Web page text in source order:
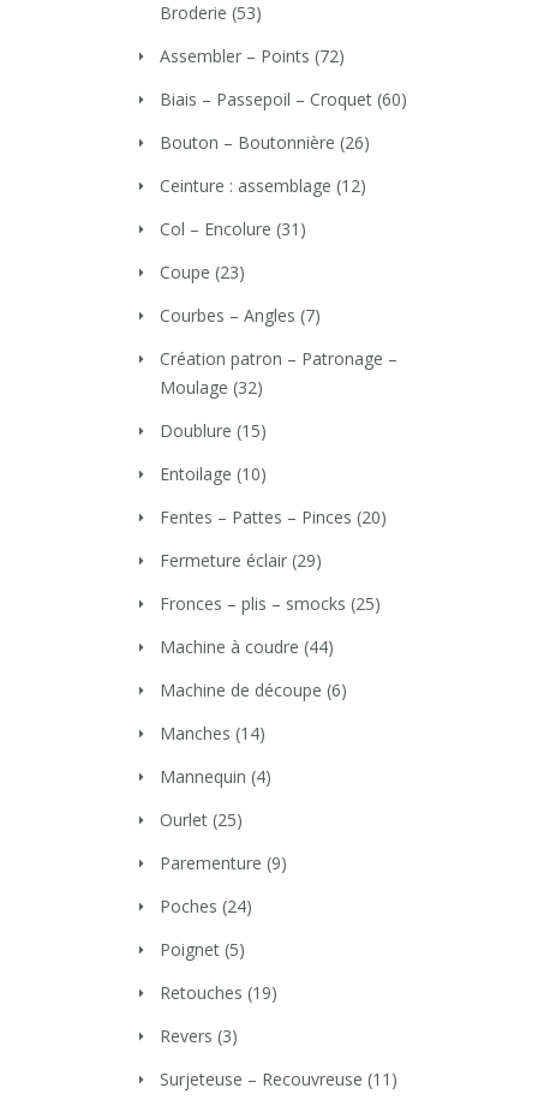
Broderie (53)
Assembler – Points (72)
Biais – Passepoil – Croquet (60)
Bouton – Boutonnière (26)
Ceinture : assemblage (12)
Col – Encolure (31)
Coupe (23)
Courbes – Angles (7)
Création patron – Patronage –
Moulage (32)
Doublure (15)
Entoilage (10)
Fentes – Pattes – Pinces (20)
Fermeture éclair (29)
Fronces – plis – smocks (25)
Machine à coudre (44)
Machine de découpe (6)
Manches (14)
Mannequin (4)
Ourlet (25)
Parementure (9)
Poches (24)
Poignet (5)
Retouches (19)
Revers (3)
Surjeteuse – Recouvreuse (11)